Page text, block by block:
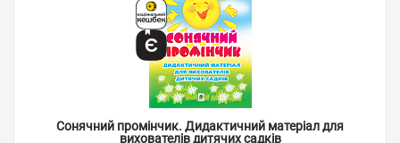
Сонячний промінчик. Дидактичний матеріал для
вихователів дитячих садків